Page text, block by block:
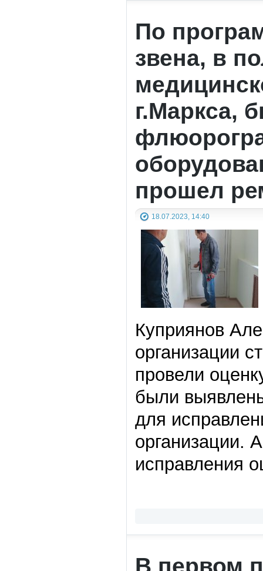
По
звена, в
г.Маркса,
прошел
18.07.2023, 14:40
Куприянов
организации
провели
были
для
организации.
исправления
В первом